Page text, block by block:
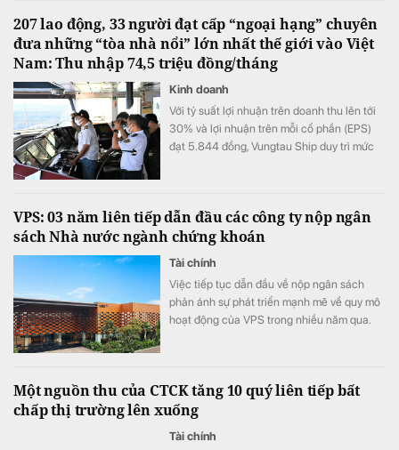
207 lao động, 33 người đạt cấp “ngoại hạng” chuyên
đưa những “tòa nhà nổi” lớn nhất thế giới vào Việt
Nam: Thu nhập 74,5 triệu đồng/tháng
Kinh doanh
Với tỷ suất lợi nhuận trên doanh thu lên tới
30% và lợi nhuận trên mỗi cổ phần (EPS)
đạt 5.844 đồng, Vungtau Ship duy trì mức
VPS: 03 năm liên tiếp dẫn đầu các công ty nộp ngân
sách Nhà nước ngành chứng khoán
Tài chính
Việc tiếp tục dẫn đầu về nộp ngân sách
phản ánh sự phát triển mạnh mẽ về quy mô
hoạt động của VPS trong nhiều năm qua.
Một nguồn thu của CTCK tăng 10 quý liên tiếp bất
chấp thị trường lên xuống
Tài chính